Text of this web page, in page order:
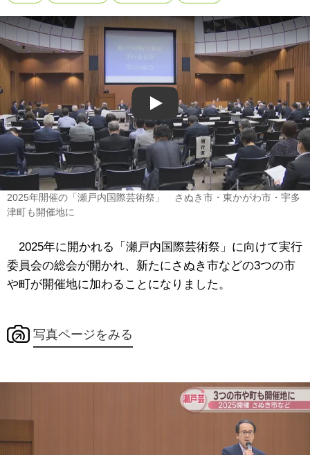
Play
2025年開催の「瀬戸内国際芸術祭」 さぬき市・東かがわ市・宇多
津町も開催地に
2025年に開かれる「瀬戸内国際芸術祭」に向けて実行
委員会の総会が開かれ、新たにさぬき市などの3つの市
や町が開催地に加わることになりました。
写真ページをみる